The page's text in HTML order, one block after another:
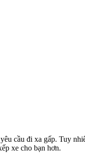
cầu đi xa gấp. Tuy
xe cho bạn hơn.